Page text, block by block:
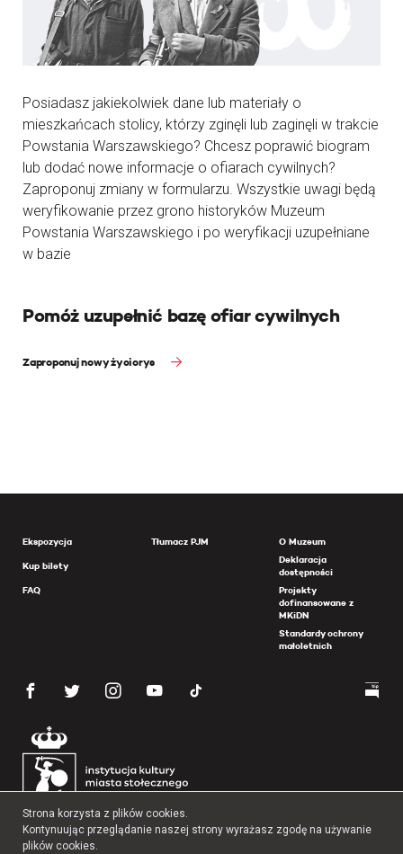
Posiadasz jakiekolwiek dane lub materiały o
mieszkańcach stolicy, którzy zginęli lub zaginęli w trakcie
Powstania Warszawskiego? Chcesz poprawić biogram
lub dodać nowe informacje o ofiarach cywilnych?
Zaproponuj zmiany w formularzu. Wszystkie uwagi będą
weryfikowanie przez grono historyków Muzeum
Powstania Warszawskiego i po weryfikacji uzupełniane
w bazie
Pomóż uzupełnić bazę ofiar cywilnych
Zaproponuj nowy życiorys
Ekspozycja
Kup bilety
FAQ
Tłumacz PJM
O Muzeum
Deklaracja
dostępności
Projekty
dofinansowane z
MKiDN
Standardy ochrony
małoletnich
Strona korzysta z plików cookies.
Kontynuując przeglądanie naszej strony wyrażasz zgodę na używanie
plików cookies.